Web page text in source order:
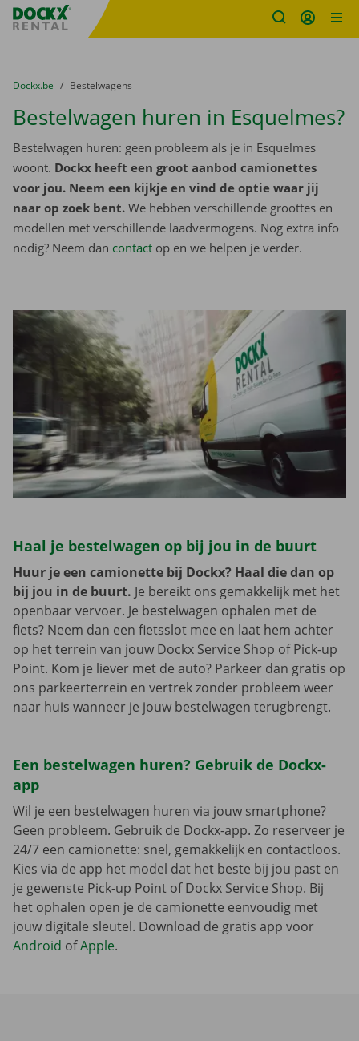
Fratello DEMO
U bevindt zich hier:
van
Dockx.be naar
Bestelwagens
Bestelwagen huren in Esquelmes?
Bestelwagen huren: geen probleem als je in Esquelmes
woont. Dockx heeft een groot aanbod camionettes
voor jou. Neem een kijkje en vind de optie waar jij
naar op zoek bent. We hebben verschillende groottes en
modellen met verschillende laadvermogens. Nog extra info
nodig? Neem dan contact op en we helpen je verder.
Haal je bestelwagen op bij jou in de buurt
Huur je een camionette bij Dockx? Haal die dan op
bij jou in de buurt. Je bereikt ons gemakkelijk met het
openbaar vervoer. Je bestelwagen ophalen met de
fiets? Neem dan een fietsslot mee en laat hem achter
op het terrein van jouw Dockx Service Shop of Pick-up
Point. Kom je liever met de auto? Parkeer dan gratis op
ons parkeerterrein en vertrek zonder probleem weer
naar huis wanneer je jouw bestelwagen terugbrengt.
Een bestelwagen huren? Gebruik de Dockx-
app
Wil je een bestelwagen huren via jouw smartphone?
Geen probleem. Gebruik de Dockx-app. Zo reserveer je
24/7 een camionette: snel, gemakkelijk en contactloos.
Kies via de app het model dat het beste bij jou past en
je gewenste Pick-up Point of Dockx Service Shop. Bij
het ophalen open je de camionette eenvoudig met
jouw digitale sleutel. Download de gratis app voor
Android ofApple.